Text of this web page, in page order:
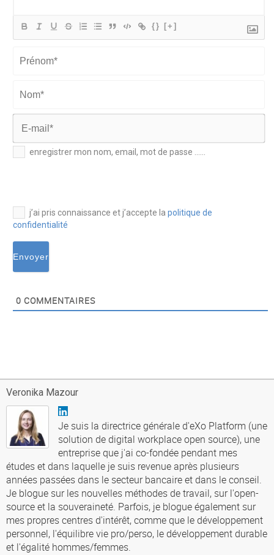
{} [+]
Nom*
E-
mail*
enregistrer mon nom, email, mot de passe ......
j’ai pris connaissance et j’accepte la politique de
confidentialité
0 COMMENTAIRES
Veronika Mazour
Je suis la directrice générale d'eXo Platform (une
solution de digital workplace open source), une
entreprise que j'ai co-fondée pendant mes
études et dans laquelle je suis revenue après plusieurs
années passées dans le secteur bancaire et dans le conseil.
Je blogue sur les nouvelles méthodes de travail, sur l'open-
source et la souveraineté. Parfois, je blogue également sur
mes propres centres d'intérêt, comme que le développement
personnel, l'équilibre vie pro/perso, le développement durable
et l'égalité hommes/femmes.